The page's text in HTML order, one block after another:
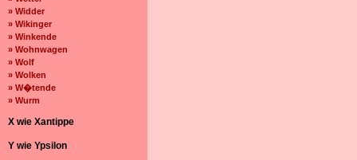
» Widder
» Wikinger
» Winkende
» Wohnwagen
» Wolf
» Wolken
» W�tende
» Wurm
X wie Xantippe
Y wie Ypsilon